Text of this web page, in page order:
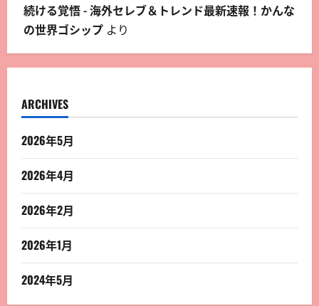
続ける覚悟 - 海外セレブ＆トレンド最新速報！かんな
の世界ゴシップ より
ARCHIVES
2026年5月
2026年4月
2026年2月
2026年1月
2024年5月